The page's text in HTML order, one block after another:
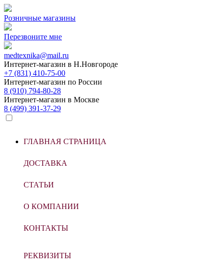
Розничные магазины
Перезвоните мне
medtexnika@mail.ru
Интернет-магазин в Н.Новгороде
+7 (831) 410-75-00
Интернет-магазин по России
8 (910) 794-80-28
Интернет-магазин в Москве
8 (499) 391-37-29
ГЛАВНАЯ СТРАНИЦА
ДОСТАВКА
СТАТЬИ
О КОМПАНИИ
КОНТАКТЫ
РЕКВИЗИТЫ